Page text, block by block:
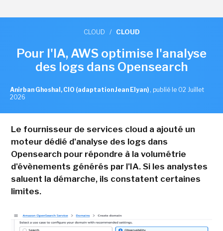
CLOUD / CLOUD
Pour l'IA, AWS optimise l'analyse
des logs dans Opensearch
Anirban Ghoshal, CIO (adaptation Jean Elyan) , publié le 02 Juillet
2026
Le fournisseur de services cloud a ajouté un
moteur dédié d'analyse des logs dans
Opensearch pour répondre à la volumétrie
d'évènements générés par l'IA. Si les analystes
saluent la démarche, ils constatent certaines
limites.